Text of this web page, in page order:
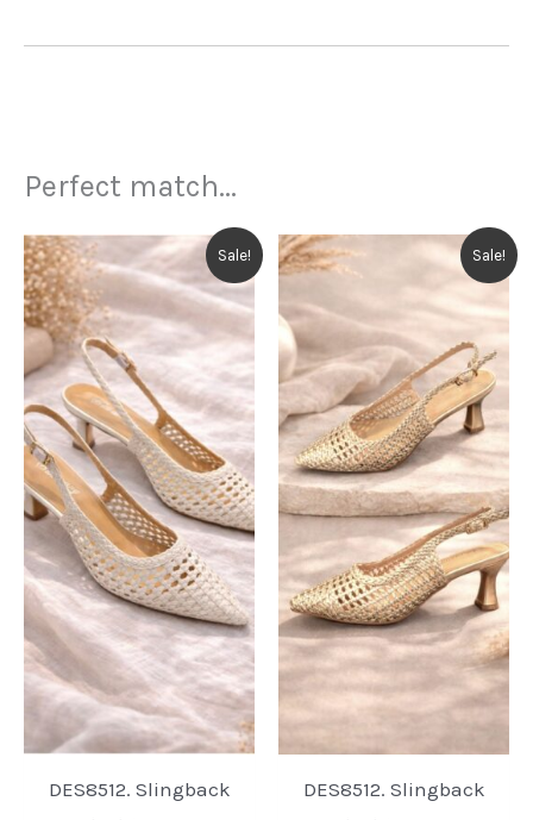
Perfect match...
Sale!
DES8512. Slingback
Sale!
DES8512. Slingback